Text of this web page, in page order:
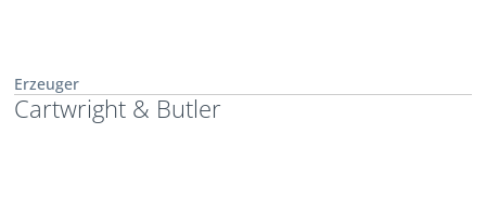
Erzeuger
Cartwright & Butler